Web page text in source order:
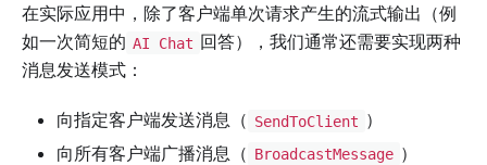
在实际应用中，除了客户端单次请求产生的流式输出（例
如一次简短的 AI Chat 回答），我们通常还需要实现两种
消息发送模式：
向指定客户端发送消息（ SendToClient ）
向所有客户端广播消息（ BroadcastMessage ）